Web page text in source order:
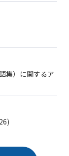
集）に関するア